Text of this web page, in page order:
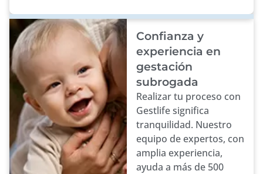
Confianza y
experiencia en
gestación
subrogada
Realizar tu proceso con
Gestlife significa
tranquilidad. Nuestro
equipo de expertos, con
amplia experiencia,
ayuda a más de 500